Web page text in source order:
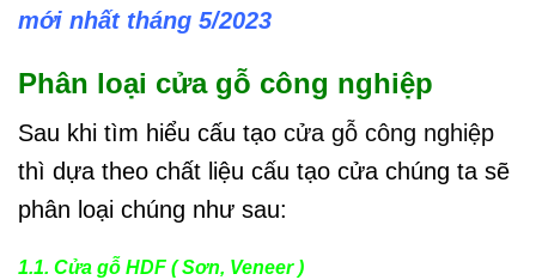
mới nhất tháng 5/2023
Phân loại cửa gỗ công nghiệp
Sau khi tìm hiểu cấu tạo cửa gỗ công nghiệp
thì dựa theo chất liệu cấu tạo cửa chúng ta sẽ
phân loại chúng như sau:
1.1. Cửa gỗ HDF ( Sơn, Veneer )